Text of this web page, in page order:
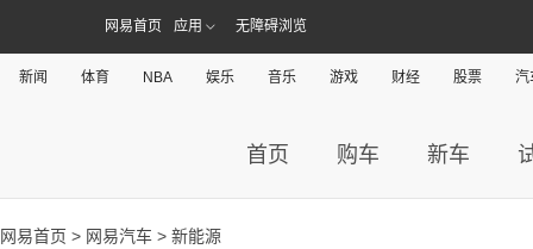
网易首页 应用 无障碍浏览
新闻 体育 NBA 娱乐 音乐 游戏 财经 股票 汽
首页 购车 新车
网易首页 > 网易汽车 > 新能源